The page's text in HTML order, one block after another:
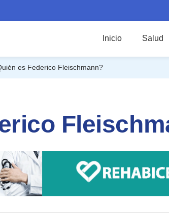
Inicio Salud
es Federico Fleischmann?